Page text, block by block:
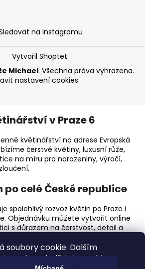
soubory cookie. Dalším
webu vyjadřujete souhlas s
na Instagramu
Vytvořil Shoptet
Michael. Všechna práva vyhrazena.
nastavení cookies
v Praze 6
květinářství na adrese Evropská
čerstvé květiny, luxusní růže,
na míru pro narozeniny, výročí,
po celé České republice
spolehlivý rozvoz květin po Praze i
Objednávku můžete vytvořit online
s důrazem na čerstvost, detail a
Michael?